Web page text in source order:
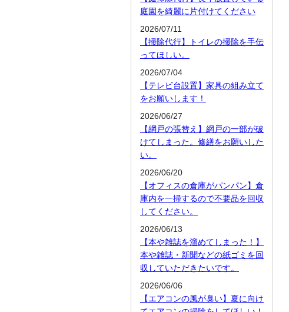
庭園を綺麗に片付けてください
2026/07/11
【掃除代行】トイレの掃除を手伝
ってほしい。
2026/07/04
【テレビ台設置】家具の組み立て
をお願いします！
2026/06/27
【網戸の張替え】網戸の一部が破
けてしまった。修繕をお願いした
い。
2026/06/20
【オフィスの倉庫がパンパン】倉
庫内を一掃するので不要品を回収
してください。
2026/06/13
【本や雑誌を溜めてしまった！】
本や雑誌・新聞などの紙ゴミを回
収していただきたいです。
2026/06/06
【エアコンの風が臭い】夏に向け